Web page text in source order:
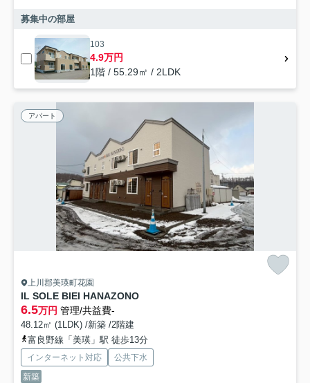
募集中の部屋
103
4.9万円
1階 / 55.29㎡ / 2LDK
アパート
上川郡美瑛町花園
IL SOLE BIEI HANAZONO
6.5万円 管理/共益費-
48.12㎡ (1LDK) /新築 /2階建
富良野線「美瑛」駅 徒歩13分
インターネット対応
公共下水
新築